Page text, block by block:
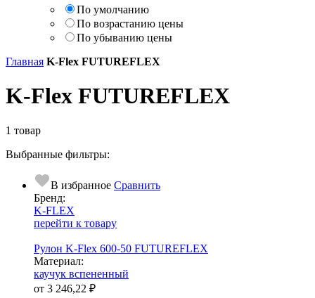
По умолчанию
По возрастанию цены
По убыванию цены
Главная K-Flex FUTUREFLEX
K-Flex FUTUREFLEX
1 товар
Выбранные фильтры:
В избранное Сравнить
Бренд:
K-FLEX
перейти к товару
Рулон K-Flex 600-50 FUTUREFLEX
Ма­­те­­ри­­ал:
каучук вспененный
от 3 246,22 ₽